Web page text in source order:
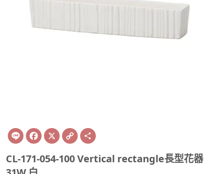
Line Facebook
X Copy
Link
CL-171-054-100 Vertical rectangle長型花器